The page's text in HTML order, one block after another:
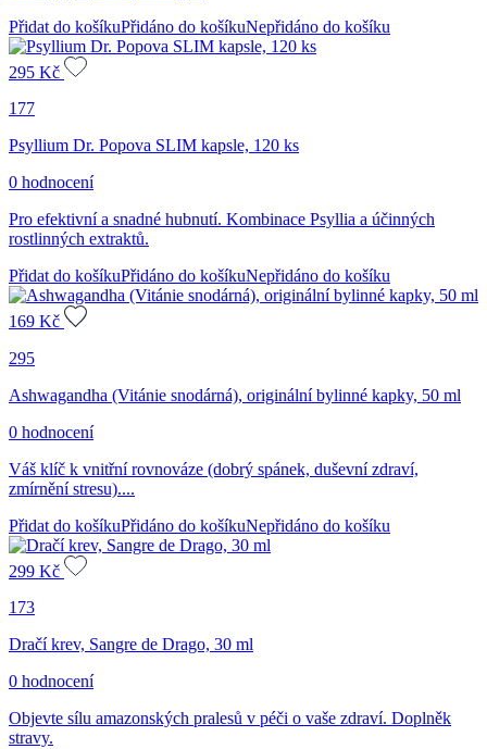
Přidat do košíkuPřidáno do košíkuNepřidáno do košíku
295 Kč
177
Psyllium Dr. Popova SLIM kapsle, 120 ks
0 hodnocení
Pro efektivní a snadné hubnutí. Kombinace Psyllia a účinných
rostlinných extraktů.
Přidat do košíkuPřidáno do košíkuNepřidáno do košíku
169 Kč
295
Ashwagandha (Vitánie snodárná), originální bylinné kapky, 50 ml
0 hodnocení
Váš klíč k vnitřní rovnováze (dobrý spánek, duševní zdraví,
zmírnění stresu)....
Přidat do košíkuPřidáno do košíkuNepřidáno do košíku
299 Kč
173
Dračí krev, Sangre de Drago, 30 ml
0 hodnocení
Objevte sílu amazonských pralesů v péči o vaše zdraví. Doplněk
stravy.